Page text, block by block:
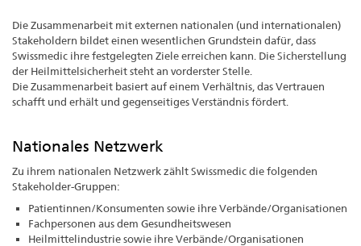
Die Zusammenarbeit mit externen nationalen (und internationalen)
Stakeholdern bildet einen wesentlichen Grundstein dafür, dass
Swissmedic ihre festgelegten Ziele erreichen kann. Die Sicherstellung
der Heilmittelsicherheit steht an vorderster Stelle.
Die Zusammenarbeit basiert auf einem Verhältnis, das Vertrauen
schafft und erhält und gegenseitiges Verständnis fördert.
Nationales Netzwerk
Zu ihrem nationalen Netzwerk zählt Swissmedic die folgenden
Stakeholder-Gruppen:
Patientinnen/Konsumenten sowie ihre Verbände/Organisationen
Fachpersonen aus dem Gesundheitswesen
Heilmittelindustrie sowie ihre Verbände/Organisationen